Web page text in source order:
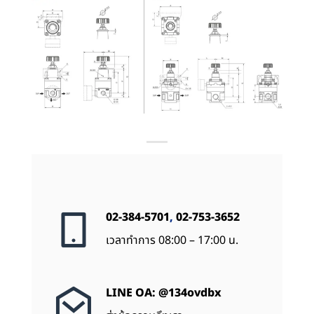
02-384-5701, 02-753-3652
เวลาทำการ 08:00 – 17:00 น.
LINE OA: @134ovdbx